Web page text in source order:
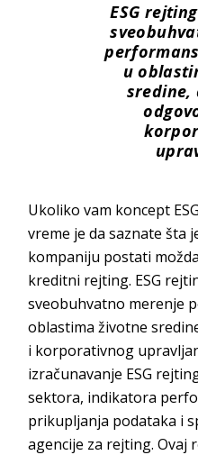
ESG
u
sredine,
Ukoliko vam koncept
vreme je da saznate šta
kompaniju postati
kreditni rejting. ESG
sveobuhvatno merenje
oblastima životne
i korporativnog
izračunavanje ESG
sektora, indikatora
prikupljanja podataka i
agencije za rejting.